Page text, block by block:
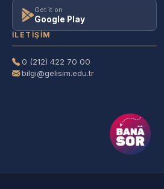
Get it on
Google Play
İLETIŞIM
0 (212) 422 70 00
bilgi@gelisim.edu.tr